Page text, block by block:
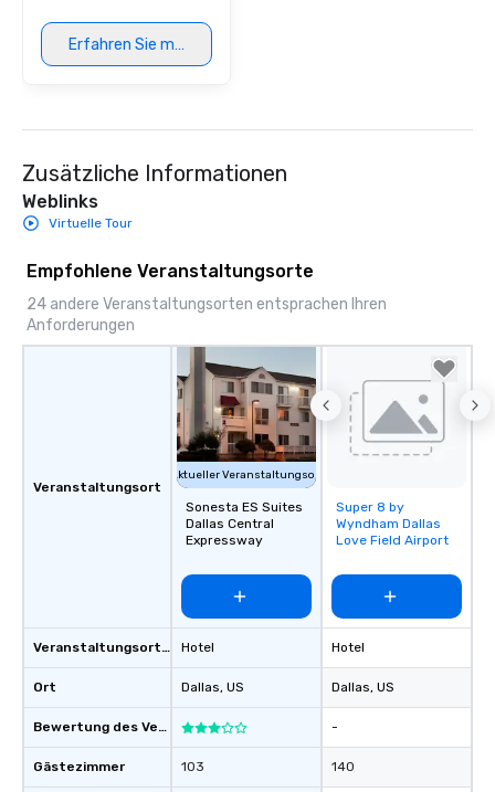
Erfahren Sie mehr
Zusätzliche Informationen
Weblinks
Virtuelle Tour
Empfohlene Veranstaltungsorte
24 andere Veranstaltungsorten entsprachen Ihren
Anforderungen
Veranstaltungsort
Veranstaltungsortstyp
Ort
Bewertung des Veranstaltungsortes
Gästezimmer
Aktueller Veranstaltungsort
Sonesta ES Suites
Dallas Central
Expressway
Hotel
Dallas, US
103
Removed from
favorites
Super 8 by
Wyndham Dallas
Love Field Airport
Hotel
Dallas, US
-
140